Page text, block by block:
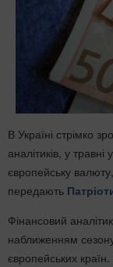
В Україні стрімко
аналітиків, у
європейську
передають
Фінансовий
наближенням сезону
європейських